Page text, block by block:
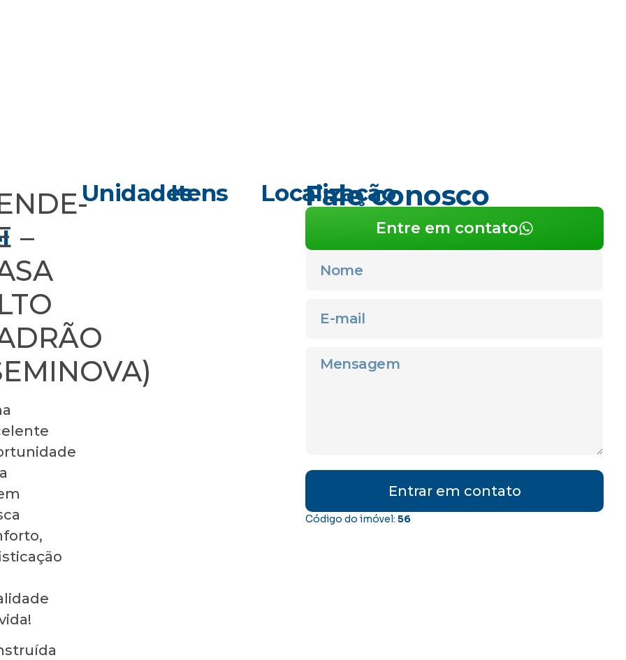
–
UnidadesItens Localização
Fale conosco
Entre em contato
Entrar em contato
Código do imóvel:56